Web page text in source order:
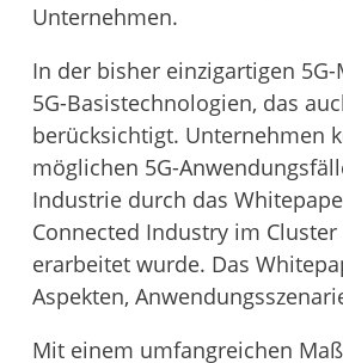
Unternehmen.
In der bisher einzigartigen
5G-Basistechnologien, das
berücksichtigt. Unternehmen
möglichen 5G-
Industrie durch das
Connected Industry im
erarbeitet wurde. Das
Aspekten,
Mit einem umfangreichen